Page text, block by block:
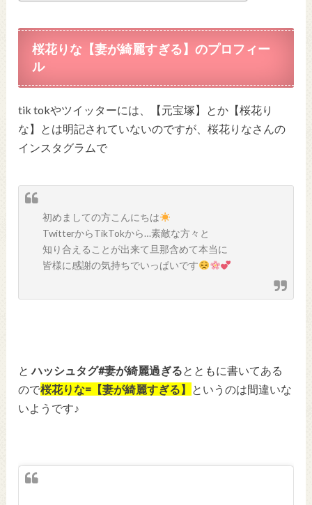
桜花りな【妻が綺麗すぎる】のプロフィー
ル
tik tokやツイッターには、【元宝塚】とか【桜花り
な】とは明記されていないのですが、桜花りなさんの
インスタグラムで
初めましての方こんにちは
TwitterからTikTokから…素敵な方々と
知り合えることが出来て旦那含めて本当に
皆様に感謝の気持ちでいっぱいです
と ハッシュタグ#妻が綺麗過ぎる とともに書いてある
ので桜花りな=【妻が綺麗すぎる】
というのは間違いな
いようです♪